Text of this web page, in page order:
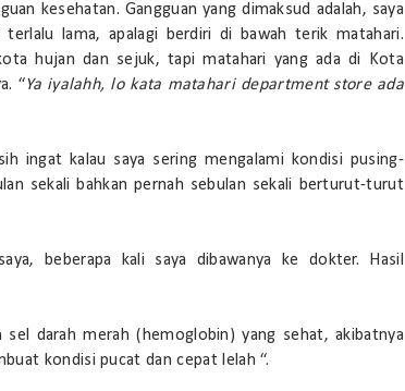
kesehatan. Gangguan yang dimaksud adalah, saya
lama, apalagi berdiri di bawah terik matahari.
hujan dan sejuk, tapi matahari yang ada di Kota
“Ya iyalahh, lo kata matahari department store ada
ingat kalau saya sering mengalami kondisi pusing-
sekali bahkan pernah sebulan sekali berturut-turut
beberapa kali saya dibawanya ke dokter. Hasil
darah merah (hemoglobin) yang sehat, akibatnya
kondisi pucat dan cepat lelah “.